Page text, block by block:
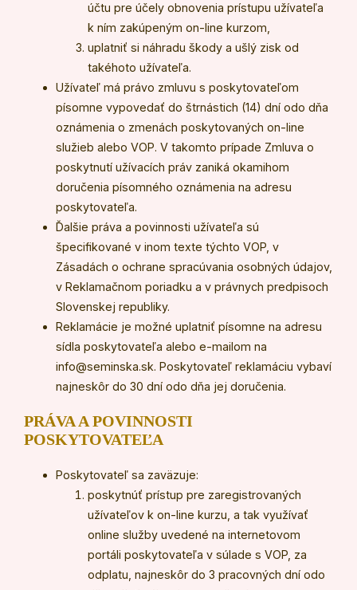
účtu pre účely obnovenia prístupu užívateľa
k ním zakúpeným on-line kurzom,
uplatniť si náhradu škody a ušlý zisk od
takéhoto užívateľa.
Užívateľ má právo zmluvu s poskytovateľom
písomne vypovedať do štrnástich (14) dní odo dňa
oznámenia o zmenách poskytovaných on-line
služieb alebo VOP. V takomto prípade Zmluva o
poskytnutí užívacích práv zaniká okamihom
doručenia písomného oznámenia na adresu
poskytovateľa.
Ďalšie práva a povinnosti užívateľa sú
špecifikované v inom texte týchto VOP, v
Zásadách o ochrane spracúvania osobných údajov,
v Reklamačnom poriadku a v právnych predpisoch
Slovenskej republiky.
Reklamácie je možné uplatniť písomne na adresu
sídla poskytovateľa alebo e-mailom na
info@seminska.sk. Poskytovateľ reklamáciu vybaví
najneskôr do 30 dní odo dňa jej doručenia.
PRÁVA A POVINNOSTI
POSKYTOVATEĽA
Poskytovateľ sa zaväzuje:
poskytnúť prístup pre zaregistrovaných
užívateľov k on-line kurzu, a tak využívať
online služby uvedené na internetovom
portáli poskytovateľa v súlade s VOP, za
odplatu, najneskôr do 3 pracovných dní odo